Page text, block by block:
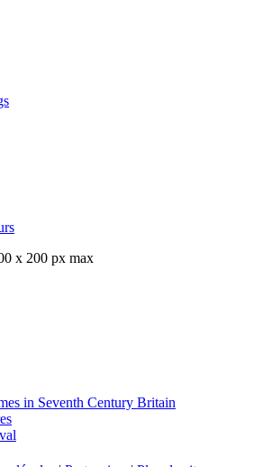
x 200 px max
in Seventh Century Britain